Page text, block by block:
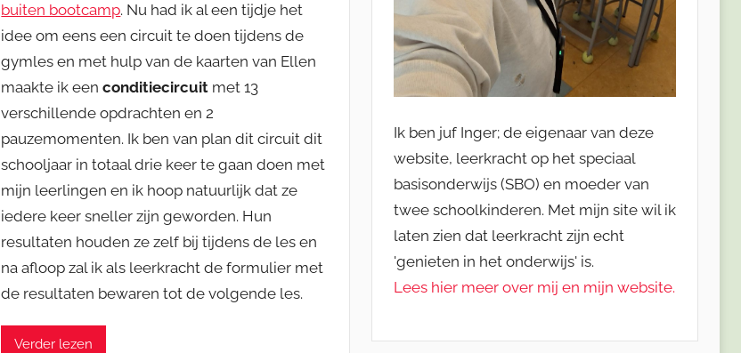
buiten bootcamp. Nu had ik al een tijdje het
idee om eens een circuit te doen tijdens de
gymles en met hulp van de kaarten van Ellen
maakte ik eenconditiecircuit met 13
verschillende opdrachten en 2
pauzemomenten. Ik ben van plan dit circuit dit
schooljaar in totaal drie keer te gaan doen met
mijn leerlingen en ik hoop natuurlijk dat ze
iedere keer sneller zijn geworden. Hun
resultaten houden ze zelf bij tijdens de les en
na afloop zal ik als leerkracht de formulier met
de resultaten bewaren tot de volgende les.
Verder lezen
Ik ben juf Inger; de eigenaar van deze
website, leerkracht op het speciaal
basisonderwijs (SBO) en moeder van
twee schoolkinderen. Met mijn site wil ik
laten zien dat leerkracht zijn echt
'genieten in het onderwijs' is.
Lees hier meer over mij en mijn website.